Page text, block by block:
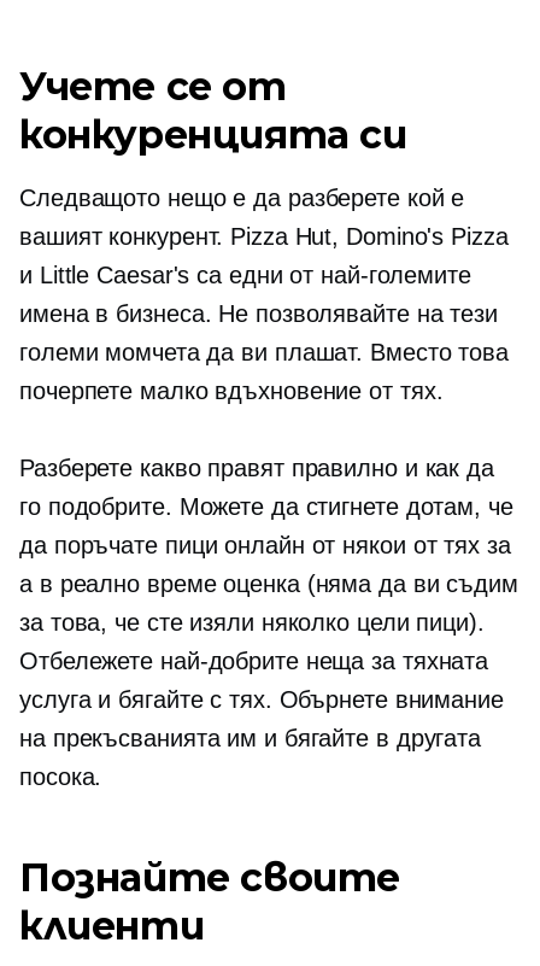
Учете се от
конкуренцията си
Следващото нещо е да разберете кой е
вашият конкурент. Pizza Hut, Domino's Pizza
и Little Caesar's са едни от най-големите
имена в бизнеса. Не позволявайте на тези
големи момчета да ви плашат. Вместо това
почерпете малко вдъхновение от тях.
Разберете какво правят правилно и как да
го подобрите. Можете да стигнете дотам, че
да поръчате пици онлайн от някои от тях за
a в реално времеоценка (няма да ви съдим
за това, че сте изяли няколко цели пици).
Отбележете най-добрите неща за тяхната
услуга и бягайте с тях. Обърнете внимание
на прекъсванията им и бягайте в другата
посока.
Познайте своите
клиенти